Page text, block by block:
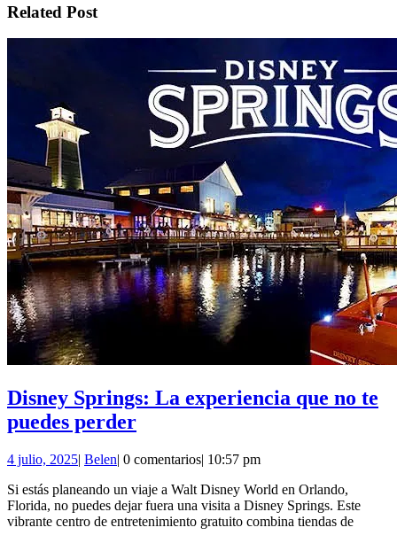
Related Post
Disney Springs: La experiencia que no te
puedes perderDisney
La
experiencia
que
4 julio, 20254
2025
| BelenBelen
| 0 comentarios| 10:57 pm
Si estás planeando un viaje a Walt Disney World en Orlando,
Florida, no puedes dejar fuera una visita a Disney Springs. Este
vibrante centro de entretenimiento gratuito combina tiendas de